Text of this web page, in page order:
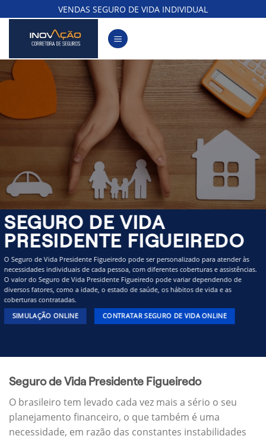
to
content
VENDAS SEGURO DE VIDA INDIVIDUAL
SEGURO DE VIDA
PRESIDENTE FIGUEIREDO
O Seguro de Vida Presidente Figueiredo pode ser personalizado para atender às
necessidades individuais de cada pessoa, com diferentes coberturas e assistências.
O valor do Seguro de Vida Presidente Figueiredo pode variar dependendo de
diversos fatores, como a idade, o estado de saúde, os hábitos de vida e as
coberturas contratadas.
SIMULAÇÃO ONLINE CONTRATAR SEGURO DE VIDA ONLINE
Seguro de Vida Presidente Figueiredo
O brasileiro tem levado cada vez mais a sério o seu
planejamento financeiro, o que também é uma
necessidade, em razão das constantes instabilidades